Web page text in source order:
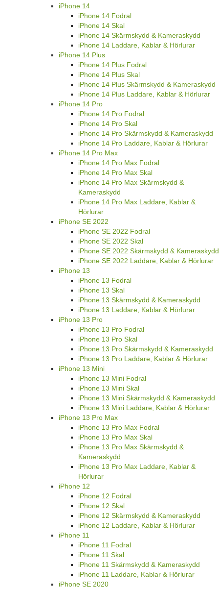
iPhone 14
iPhone 14 Fodral
iPhone 14 Skal
iPhone 14 Skärmskydd & Kameraskydd
iPhone 14 Laddare, Kablar & Hörlurar
iPhone 14 Plus
iPhone 14 Plus Fodral
iPhone 14 Plus Skal
iPhone 14 Plus Skärmskydd & Kameraskydd
iPhone 14 Plus Laddare, Kablar & Hörlurar
iPhone 14 Pro
iPhone 14 Pro Fodral
iPhone 14 Pro Skal
iPhone 14 Pro Skärmskydd & Kameraskydd
iPhone 14 Pro Laddare, Kablar & Hörlurar
iPhone 14 Pro Max
iPhone 14 Pro Max Fodral
iPhone 14 Pro Max Skal
iPhone 14 Pro Max Skärmskydd &
Kameraskydd
iPhone 14 Pro Max Laddare, Kablar &
Hörlurar
iPhone SE 2022
iPhone SE 2022 Fodral
iPhone SE 2022 Skal
iPhone SE 2022 Skärmskydd & Kameraskydd
iPhone SE 2022 Laddare, Kablar & Hörlurar
iPhone 13
iPhone 13 Fodral
iPhone 13 Skal
iPhone 13 Skärmskydd & Kameraskydd
iPhone 13 Laddare, Kablar & Hörlurar
iPhone 13 Pro
iPhone 13 Pro Fodral
iPhone 13 Pro Skal
iPhone 13 Pro Skärmskydd & Kameraskydd
iPhone 13 Pro Laddare, Kablar & Hörlurar
iPhone 13 Mini
iPhone 13 Mini Fodral
iPhone 13 Mini Skal
iPhone 13 Mini Skärmskydd & Kameraskydd
iPhone 13 Mini Laddare, Kablar & Hörlurar
iPhone 13 Pro Max
iPhone 13 Pro Max Fodral
iPhone 13 Pro Max Skal
iPhone 13 Pro Max Skärmskydd &
Kameraskydd
iPhone 13 Pro Max Laddare, Kablar &
Hörlurar
iPhone 12
iPhone 12 Fodral
iPhone 12 Skal
iPhone 12 Skärmskydd & Kameraskydd
iPhone 12 Laddare, Kablar & Hörlurar
iPhone 11
iPhone 11 Fodral
iPhone 11 Skal
iPhone 11 Skärmskydd & Kameraskydd
iPhone 11 Laddare, Kablar & Hörlurar
iPhone SE 2020